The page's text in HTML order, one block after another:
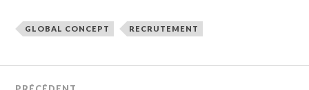
GLOBAL CONCEPT RECRUTEMENT